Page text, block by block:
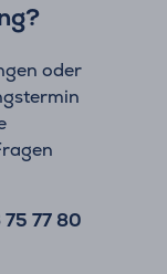
oder
77 80